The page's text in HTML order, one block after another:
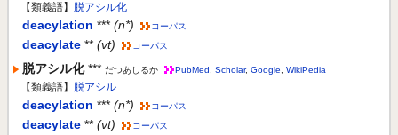
【類義語】 脱アシル化
deacylation *** (n*) コーパス
deacylate ** (vt) コーパス
脱アシル化 *** だつあしるか PubMed Scholar, Google WikiPedia
【類義語】 脱アシル
deacylation *** (n*) コーパス
deacylate ** (vt) コーパス